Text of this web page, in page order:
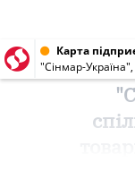
"Сінмар-